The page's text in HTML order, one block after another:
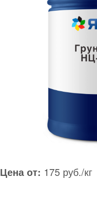
Цена от: 175 руб./кг